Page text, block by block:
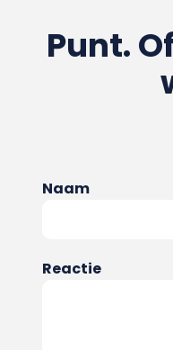
Punt.
Naam
Reactie